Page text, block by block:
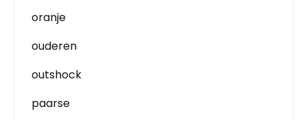
oranje
ouderen
outshock
paarse